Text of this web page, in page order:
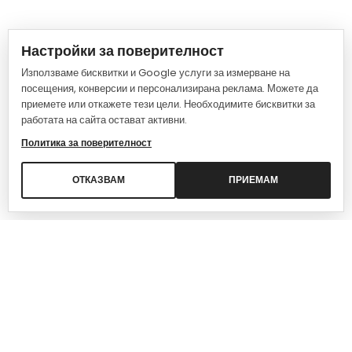
Настройки за поверителност
Използваме бисквитки и Google услуги за измерване на
посещения, конверсии и персонализирана реклама. Можете да
приемете или откажете тези цели. Необходимите бисквитки за
работата на сайта остават активни.
Политика за поверителност
ОТКАЗВАМ ПРИЕМАМ